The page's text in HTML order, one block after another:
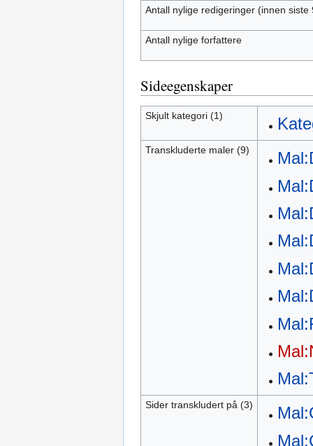
Antall nylige redigeringer (innen siste
Antall nylige forfattere
Sideegenskaper
Skjult kategori (1)
Transkluderte maler (9)
Sider transkludert på (3)